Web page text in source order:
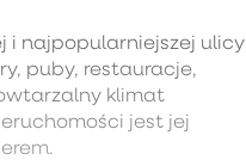
i najpopularniejszej ulicy
puby, restauracje,
klimat
jest jej